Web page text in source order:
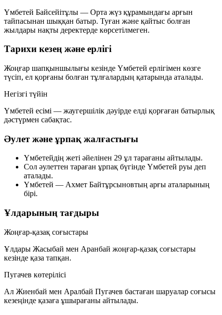
Үмбетей Байсейітұлы — Орта жүз құрамындағы арғын
тайпасынан шыққан батыр. Туған және қайтыс болған
жылдары нақты деректерде көрсетілмеген.
Тарихи кезең және ерлігі
Жоңғар шапқыншылығы кезінде Үмбетей ерлігімен көзге
түсіп, ел қорғаны болған тұлғалардың қатарында аталады.
Негізгі түйін
Үмбетей есімі — жаугершілік дәуірде елді қорғаған батырлық
дәстүрмен сабақтас.
Әулет және ұрпақ жалғастығы
Үмбетейдің жеті әйелінен 29 ұл тарағаны айтылады.
Сол әулеттен тараған ұрпақ бүгінде Үмбетей руы деп
аталады.
Үмбетей — Ахмет Байтұрсыновтың арғы аталарының
бірі.
Ұлдарының тағдыры
Жоңғар-қазақ соғыстары
Ұлдары Жасыбай мен Аранбай жоңғар-қазақ соғыстары
кезінде қаза тапқан.
Пугачев көтерілісі
Ал Жиенбай мен Аралбай Пугачев бастаған шаруалар соғысы
кезеңінде қазаға ұшырағаны айтылады.